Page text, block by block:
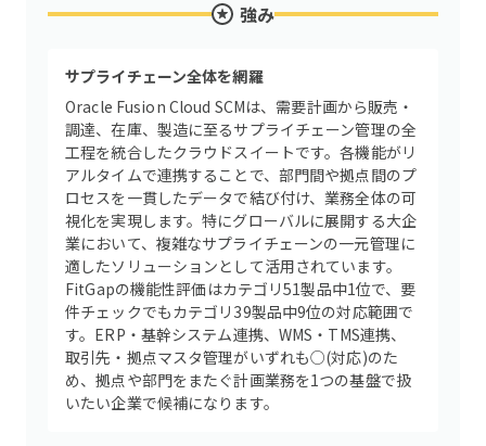
強み
サプライチェーン全体を網羅
Oracle Fusion Cloud SCMは、需要計画から販売・
調達、在庫、製造に至るサプライチェーン管理の全
工程を統合したクラウドスイートです。各機能がリ
アルタイムで連携することで、部門間や拠点間のプ
ロセスを一貫したデータで結び付け、業務全体の可
視化を実現します。特にグローバルに展開する大企
業において、複雑なサプライチェーンの一元管理に
適したソリューションとして活用されています。
FitGapの機能性評価はカテゴリ51製品中1位で、要
件チェックでもカテゴリ39製品中9位の対応範囲で
す。ERP・基幹システム連携、WMS・TMS連携、
取引先・拠点マスタ管理がいずれも○(対応)のた
め、拠点や部門をまたぐ計画業務を1つの基盤で扱
いたい企業で候補になります。